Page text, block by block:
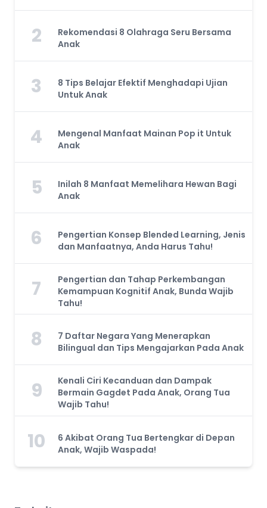
2
Rekomendasi 8 Olahraga Seru Bersama
Anak
3
8 Tips Belajar Efektif Menghadapi Ujian
Untuk Anak
4
Mengenal Manfaat Mainan Pop it Untuk
Anak
5
Inilah 8 Manfaat Memelihara Hewan Bagi
Anak
6
Pengertian Konsep Blended Learning, Jenis
dan Manfaatnya, Anda Harus Tahu!
7
Pengertian dan Tahap Perkembangan
Kemampuan Kognitif Anak, Bunda Wajib
Tahu!
8
7 Daftar Negara Yang Menerapkan
Bilingual dan Tips Mengajarkan Pada Anak
9
Kenali Ciri Kecanduan dan Dampak
Bermain Gagdet Pada Anak, Orang Tua
Wajib Tahu!
10
6 Akibat Orang Tua Bertengkar di Depan
Anak, Wajib Waspada!